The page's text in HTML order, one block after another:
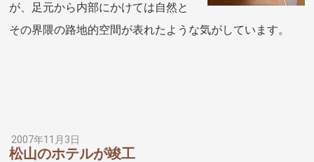
が、足元から内部にかけては自然と
その界隈の路地的空間が表れたような気がしています。
2007年11月3日
松山のホテルが竣工